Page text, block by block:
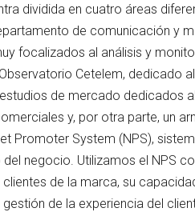
dividida en cuatro áreas
de comunicación y
focalizados al análisis y
Cetelem, dedicado
de mercado dedicados
y, por otra parte, un
Promoter System (NPS),
negocio. Utilizamos el NPS
clientes de la marca, su
de la experiencia del